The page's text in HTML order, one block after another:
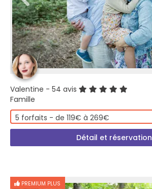
Valentine - 54 avis
Famille
5 forfaits - de 119€ à 269€
Détail et réservation
PREMIUM PLUS